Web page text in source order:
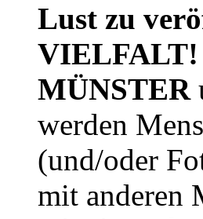
Lust zu
VIELFALT!
MÜNSTER
werden
(und/oder
mit anderen